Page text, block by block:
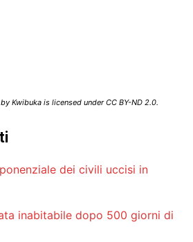
Kwibuka is licensed under CC BY-ND 2.0.
dei civili uccisi in
inabitabile dopo 500 giorni di